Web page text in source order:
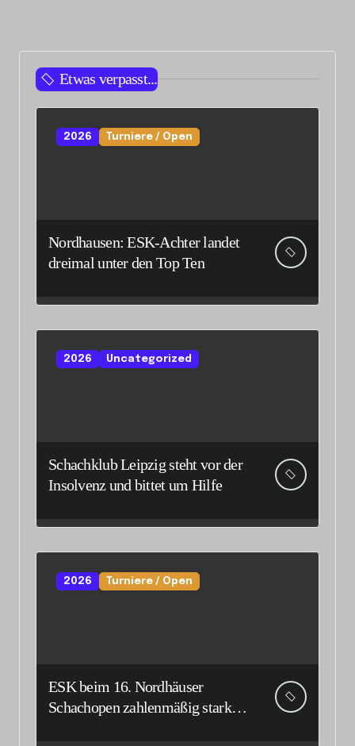
Etwas verpasst...
2026 Turniere / Open
Nordhausen: ESK-Achter landet
dreimal unter den Top Ten
2026 Uncategorized
Schachklub Leipzig steht vor der
Insolvenz und bittet um Hilfe
2026 Turniere / Open
ESK beim 16. Nordhäuser
Schachopen zahlenmäßig stark